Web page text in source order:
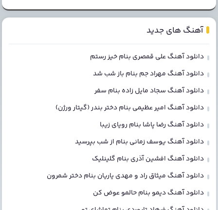
آهنگ های جدید
دانلود آهنگ علی قمصری بنام خیز رستم
دانلود آهنگ مهراد جم بنام باز شب شد
دانلود آهنگ سجاد مایل زاده بنام سفر
دانلود آهنگ امیر عظیمی بنام دختر بندر (گیتار ورژن)
دانلود آهنگ رضا پاشا بنام رویای زیبا
دانلود آهنگ یوسف زمانی بنام از شب بپرسید
دانلود آهنگ افشین آذری بنام گلینلیک
دانلود آهنگ میثاق راد و مهدی یاریان بنام دختر شمرون
دانلود آهنگ دیمو بنام حالمو عوض کن